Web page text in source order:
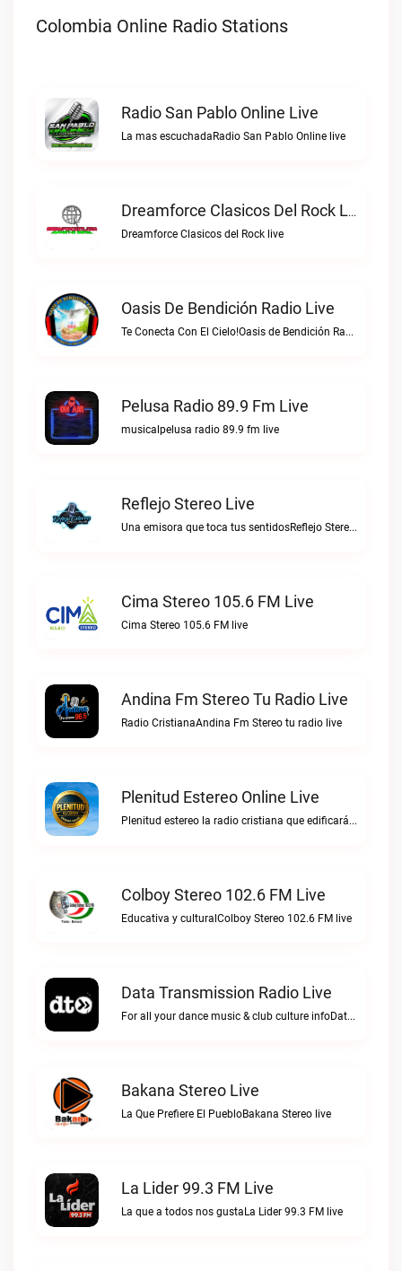
Colombia Online Radio Stations
Radio San Pablo Online Live
La mas escuchadaRadio San Pablo Online live
Dreamforce Clasicos Del Rock Live
Dreamforce Clasicos del Rock live
Oasis De Bendición Radio Live
Te Conecta Con El Cielo!Oasis de Bendición Radio live
Pelusa Radio 89.9 Fm Live
musicalpelusa radio 89.9 fm live
Reflejo Stereo Live
Una emisora que toca tus sentidosReflejo Stereo live
Cima Stereo 105.6 FM Live
Cima Stereo 105.6 FM live
Andina Fm Stereo Tu Radio Live
Radio CristianaAndina Fm Stereo tu radio live
Plenitud Estereo Online Live
Plenitud estereo la radio cristiana que edificará tu vida.Plenitud Estereo Online live
Colboy Stereo 102.6 FM Live
Educativa y culturalColboy Stereo 102.6 FM live
Data Transmission Radio Live
For all your dance music & club culture infoData Transmission Radio live
Bakana Stereo Live
La Que Prefiere El PuebloBakana Stereo live
La Lider 99.3 FM Live
La que a todos nos gustaLa Lider 99.3 FM live